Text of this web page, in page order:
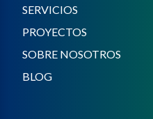
SERVICIOS
PROYECTOS
SOBRE NOSOTROS
BLOG